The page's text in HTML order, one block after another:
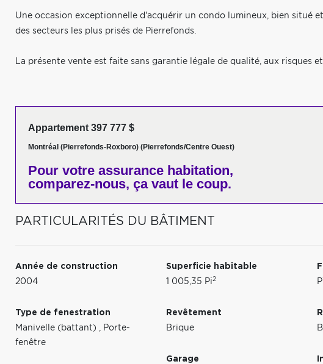
Une occasion exceptionnelle d'acquérir un condo lumineux, bien situé
des secteurs les plus prisés de Pierrefonds.
La présente vente est faite sans garantie légale de qualité, aux risques
Appartement 397 777 $
Montréal (Pierrefonds-Roxboro) (Pierrefonds/Centre Ouest)
Pour votre assurance habitation,
comparez-nous, ça vaut le coup.
PARTICULARITÉS DU BÂTIMENT
Année de construction
2004
Superficie habitable
1 005,35 Pi2
Type de fenestration
Manivelle (battant) , Porte-
fenêtre
Revêtement
Brique
Garage